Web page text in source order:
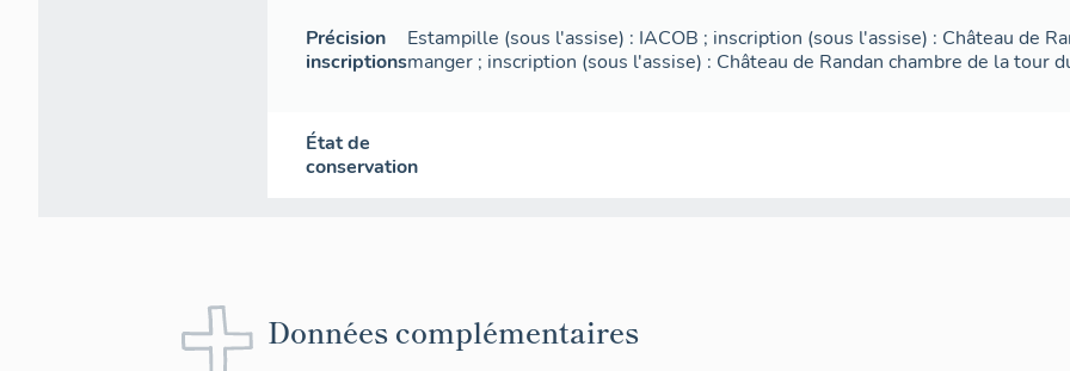
Précision
inscriptions
Estampille (sous l'assise) : IACOB ; inscription (sous l'assise) : Château de
manger ; inscription (sous l'assise) : Château de Randan chambre de la tour
État de
conservation
Données complémentaires